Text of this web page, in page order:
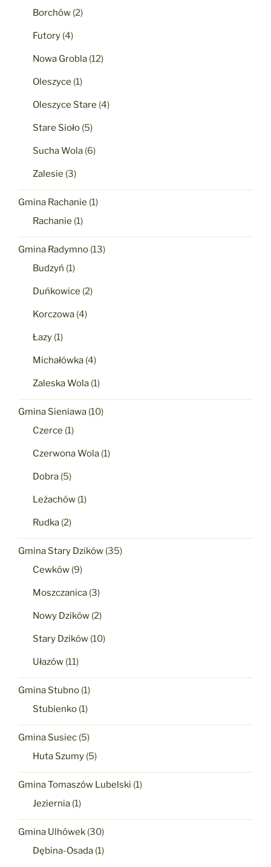
Borchów (2)
Futory (4)
Nowa Grobla (12)
Oleszyce (1)
Oleszyce Stare (4)
Stare Sioło (5)
Sucha Wola (6)
Zalesie (3)
Gmina Rachanie (1)
Rachanie (1)
Gmina Radymno (13)
Budzyń (1)
Duńkowice (2)
Korczowa (4)
Łazy (1)
Michałówka (4)
Zaleska Wola (1)
Gmina Sieniawa (10)
Czerce (1)
Czerwona Wola (1)
Dobra (5)
Leżachów (1)
Rudka (2)
Gmina Stary Dzików (35)
Cewków (9)
Moszczanica (3)
Nowy Dzików (2)
Stary Dzików (10)
Ułazów (11)
Gmina Stubno (1)
Stubienko (1)
Gmina Susiec (5)
Huta Szumy (5)
Gmina Tomaszów Lubelski (1)
Jeziernia (1)
Gmina Ulhówek (30)
Dębina-Osada (1)